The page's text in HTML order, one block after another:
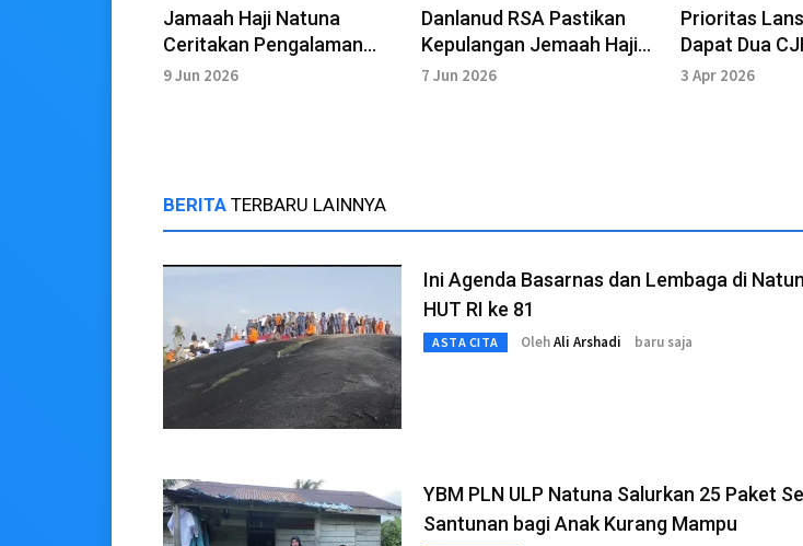
Jamaah Haji Natuna
Ceritakan Pengalaman
Gunakan Aplikasi Nusuk
9 Jun 2026
Danlanud RSA Pastikan
Kepulangan Jemaah Haji
Natuna Berjalan Lancar
7 Jun 2026
Prioritas
Dapat Dua
3 Apr 2026
BERITA TERBARU LAINNYA
Ini Agenda Basarnas dan Lembaga di
HUT RI ke 81
ASTA CITA OlehAli Arshadi baru saja
YBM PLN ULP Natuna Salurkan 25 Paket
Santunan bagi Anak Kurang Mampu